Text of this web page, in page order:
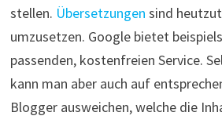
stellen. Übersetzungen sind
umzusetzen. Google bietet
passenden, kostenfreien Service.
kann man aber auch auf
Blogger ausweichen, welche die